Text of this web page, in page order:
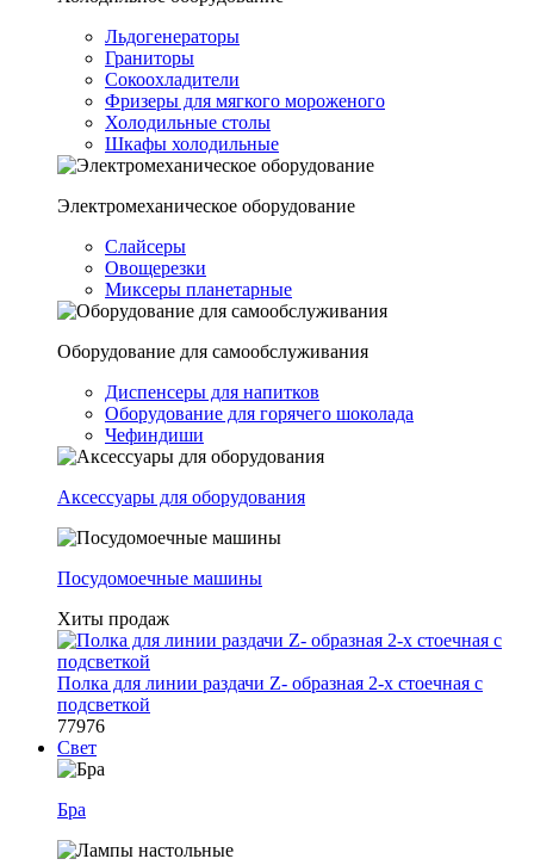
Льдогенераторы
Граниторы
Сокоохладители
Фризеры для мягкого мороженого
Холодильные столы
Шкафы холодильные
Электромеханическое оборудование
Слайсеры
Овощерезки
Миксеры планетарные
Оборудование для самообслуживания
Диспенсеры для напитков
Оборудование для горячего шоколада
Чефиндиши
Аксессуары для оборудования
Посудомоечные машины
Хиты продаж
Полка для линии раздачи Z- образная 2-х стоечная с
подсветкой
77976
Свет
Бра